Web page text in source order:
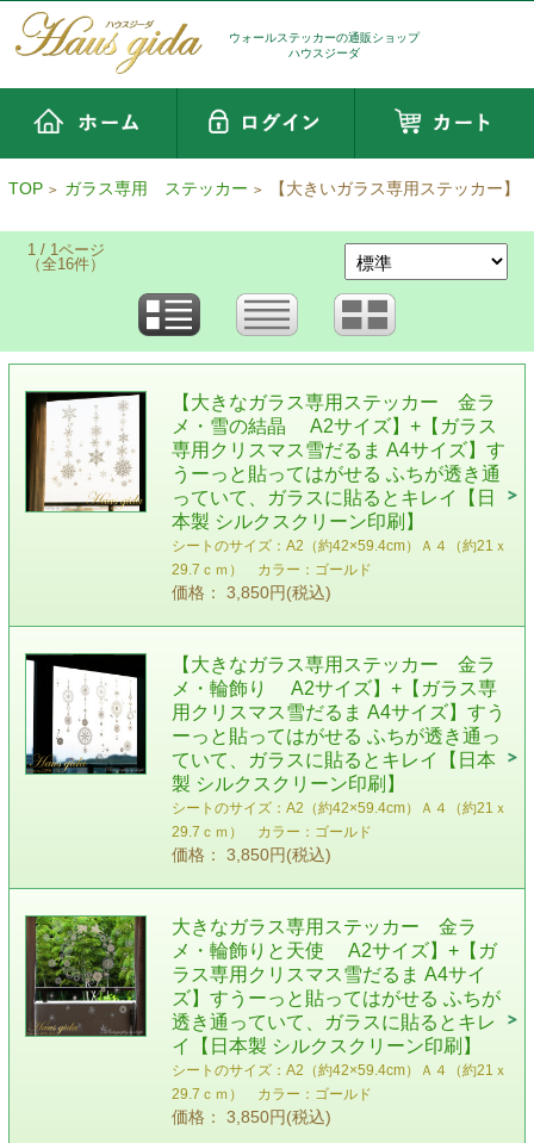
ウォールステッカーの通販ショップ
ハウスジーダ
TOP > ガラス専用 ステッカー > 【大きいガラス専用ステッカー】
1 / 1ページ
（全16件）
【大きなガラス専用ステッカー 金ラ
メ・雪の結晶 A2サイズ】+【ガラス
専用クリスマス雪だるま A4サイズ】す
うーっと貼ってはがせる ふちが透き通
っていて、ガラスに貼るとキレイ【日
本製 シルクスクリーン印刷】
シートのサイズ：A2（約42×59.4cm）Ａ４（約21ｘ
29.7ｃｍ） カラー：ゴールド
価格： 3,850円(税込)
【大きなガラス専用ステッカー 金ラ
メ・輪飾り A2サイズ】+【ガラス専
用クリスマス雪だるま A4サイズ】すう
ーっと貼ってはがせる ふちが透き通っ
ていて、ガラスに貼るとキレイ【日本
製 シルクスクリーン印刷】
シートのサイズ：A2（約42×59.4cm）Ａ４（約21ｘ
29.7ｃｍ） カラー：ゴールド
価格： 3,850円(税込)
大きなガラス専用ステッカー 金ラ
メ・輪飾りと天使 A2サイズ】+【ガ
ラス専用クリスマス雪だるま A4サイ
ズ】すうーっと貼ってはがせる ふちが
透き通っていて、ガラスに貼るとキレ
イ【日本製 シルクスクリーン印刷】
シートのサイズ：A2（約42×59.4cm）Ａ４（約21ｘ
29.7ｃｍ） カラー：ゴールド
価格： 3,850円(税込)